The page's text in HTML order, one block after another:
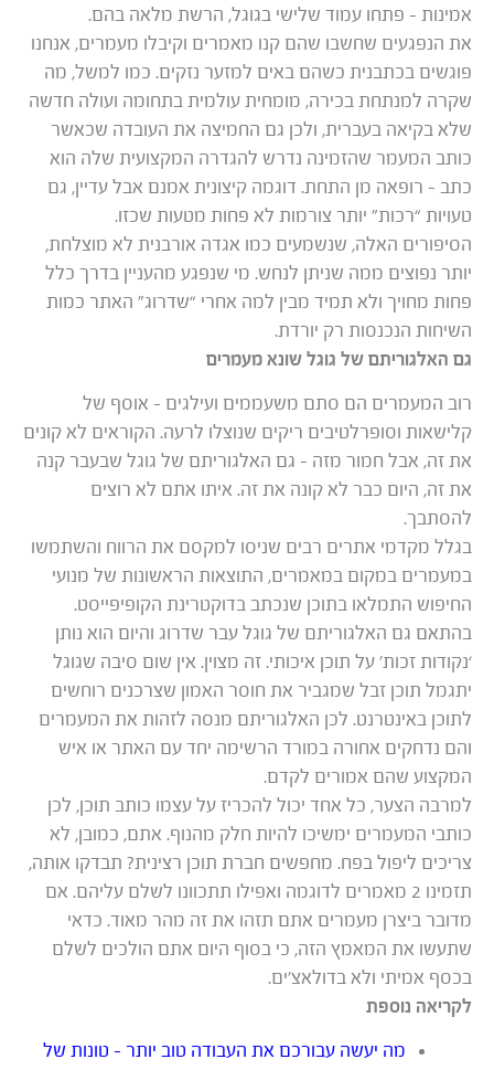
אמינות – פתחו עמוד שלישי בגוגל, הרשת מלאה בהם.
את הנפגעים שחשבו שהם קנו מאמרים וקיבלו מעמרים, אנחנו
פוגשים בכתבנית כשהם באים למזער נזקים. כמו למשל, מה
שקרה למנתחת בכירה, מומחית עולמית בתחומה ועולה חדשה
שלא בקיאה בעברית, ולכן גם החמיצה את העובדה שכאשר
כותב המעמר שהזמינה נדרש להגדרה המקצועית שלה הוא
כתב – רופאה מן התחת. דוגמה קיצונית אמנם אבל עדיין, גם
טעויות “רכות” יותר צורמות לא פחות מטעות שכזו.
הסיפורים האלה, שנשמעים כמו אגדה אורבנית לא מוצלחת,
יותר נפוצים ממה שניתן לנחש. מי שנפגע מהעניין בדרך כלל
פחות מחויך ולא תמיד מבין למה אחרי “שדרוג” האתר כמות
השיחות הנכנסות רק יורדת.
גם האלגוריתם של גוגל שונא מעמרים
רוב המעמרים הם סתם משעממים ועילגים – אוסף של
קלישאות וסופרלטיבים ריקים שנוצלו לרעה. הקוראים לא קונים
את זה, אבל חמור מזה – גם האלגוריתם של גוגל שבעבר קנה
את זה, היום כבר לא קונה את זה. איתו אתם לא רוצים
להסתבך.
בגלל מקדמי אתרים רבים שניסו למקסם את הרווח והשתמשו
במעמרים במקום במאמרים, התוצאות הראשונות של מנועי
החיפוש התמלאו בתוכן שנכתב בדוקטרינת הקופיפייסט.
בהתאם גם האלגוריתם של גוגל עבר שדרוג והיום הוא נותן
‘נקודות זכות’ על תוכן איכותי. זה מצוין. אין שום סיבה שגוגל
יתגמל תוכן זבל שמגביר את חוסר האמון שצרכנים רוחשים
לתוכן באינטרנט. לכן האלגוריתם מנסה לזהות את המעמרים
והם נדחקים אחורה במורד הרשימה יחד עם האתר או איש
המקצוע שהם אמורים לקדם.
למרבה הצער, כל אחד יכול להכריז על עצמו כותב תוכן, לכן
כותבי המעמרים ימשיכו להיות חלק מהנוף. אתם, כמובן, לא
צריכים ליפול בפח. מחפשים חברת תוכן רצינית? תבדקו אותה,
תזמינו 2 מאמרים לדוגמה ואפילו תתכוונו לשלם עליהם. אם
מדובר ביצרן מעמרים אתם תזהו את זה מהר מאוד. כדאי
שתעשו את המאמץ הזה, כי בסוף היום אתם הולכים לשלם
בכסף אמיתי ולא בדולאצ’ים.
לקריאה נוספת
מה יעשה עבורכם את העבודה טוב יותר – טונות של